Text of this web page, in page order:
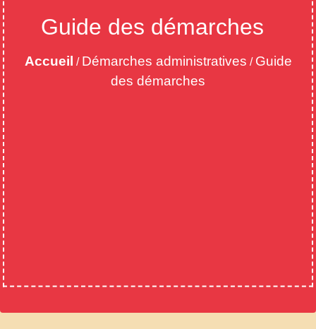
Guide des démarches
Accueil / Démarches administratives / Guide
des démarches